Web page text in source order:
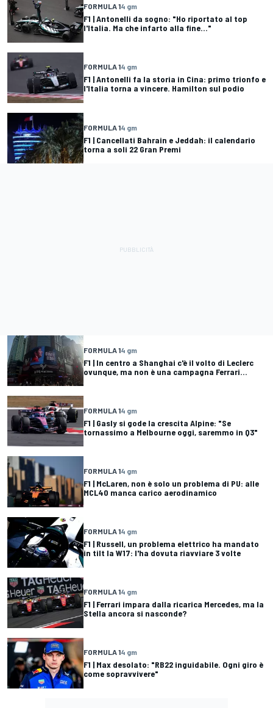
FORMULA 14 gm
F1 | Antonelli da sogno: "Ho riportato al top
l'Italia. Ma che infarto alla fine..."
FORMULA 14 gm
F1 | Antonelli fa la storia in Cina: primo trionfo e
l'Italia torna a vincere. Hamilton sul podio
FORMULA 14 gm
F1 | Cancellati Bahrain e Jeddah: il calendario
torna a soli 22 Gran Premi
FORMULA 14 gm
F1 | In centro a Shanghai c'è il volto di Leclerc
ovunque, ma non è una campagna Ferrari...
FORMULA 14 gm
F1 | Gasly si gode la crescita Alpine: "Se
tornassimo a Melbourne oggi, saremmo in Q3"
FORMULA 14 gm
F1 | McLaren, non è solo un problema di PU: alle
MCL40 manca carico aerodinamico
FORMULA 14 gm
F1 | Russell, un problema elettrico ha mandato
in tilt la W17: l'ha dovuta riavviare 3 volte
FORMULA 14 gm
F1 | Ferrari impara dalla ricarica Mercedes, ma la
Stella ancora si nasconde?
FORMULA 14 gm
F1 | Max desolato: "RB22 inguidabile. Ogni giro è
come sopravvivere"